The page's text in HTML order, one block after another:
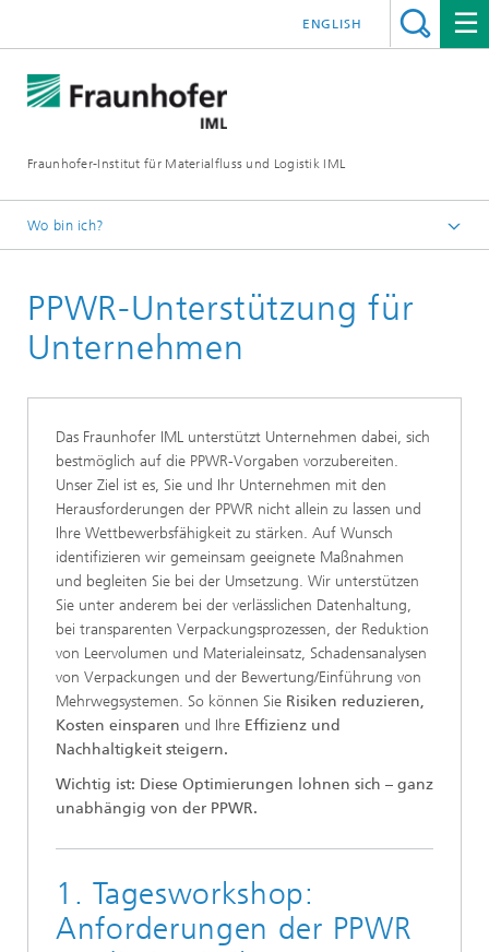
Fraunhofer-Institut für Materialfluss und Logistik IML
ENGLISH
Wo bin ich?
Abteilungen
Materialflusssysteme
Verpackungslogistik: Ihre Lösung für nachhaltige
Effizienz
PPWR-Unterstützung für
Unternehmen
Das Fraunhofer IML unterstützt Unternehmen dabei, sich
bestmöglich auf die PPWR-Vorgaben vorzubereiten.
Unser Ziel ist es, Sie und Ihr Unternehmen mit den
Herausforderungen der PPWR nicht allein zu lassen und
Ihre Wettbewerbsfähigkeit zu stärken. Auf Wunsch
identifizieren wir gemeinsam geeignete Maßnahmen
und begleiten Sie bei der Umsetzung. Wir unterstützen
Sie unter anderem bei der verlässlichen Datenhaltung,
bei transparenten Verpackungsprozessen, der Reduktion
von Leervolumen und Materialeinsatz, Schadensanalysen
von Verpackungen und der Bewertung/Einführung von
Mehrwegsystemen. So können Sie Risiken reduzieren,
Kosten einsparen und Ihre Effizienz und
Nachhaltigkeit steigern.
Wichtig ist: Diese Optimierungen lohnen sich – ganz
unabhängig von der PPWR.
1. Tagesworkshop:
Anforderungen der PPWR